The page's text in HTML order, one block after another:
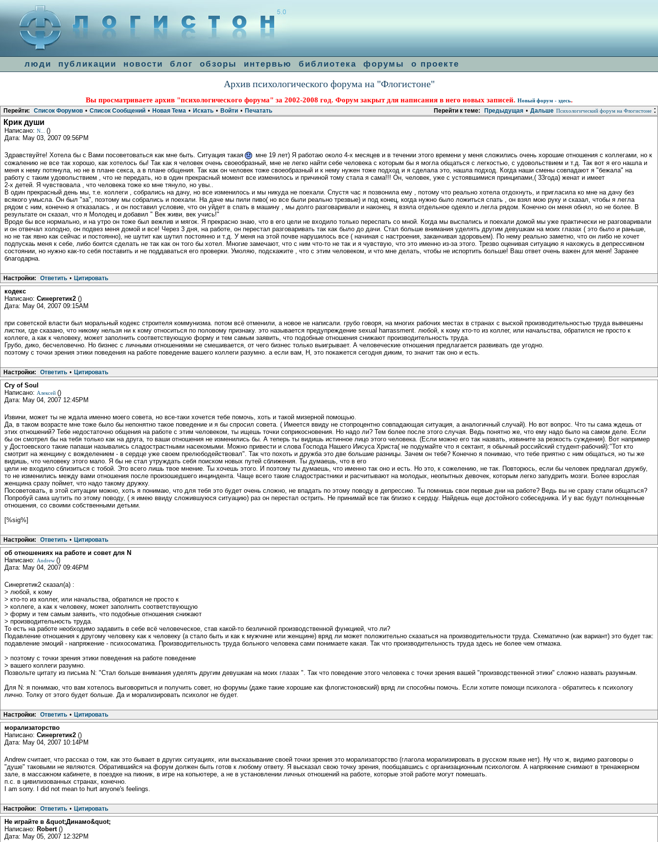
люди публикации новости блог обзоры интервью библиотека форумы о проекте
Архив психологического форума на "Флогистоне"
Вы просматриваете архив "психологического форума" за 2002-2008 год. Форум закрыт для написания в него новых записей. Новый форум - здесь.
Психологический форум на Флогистоне :
Перейти к теме: Предыдущая • Дальше
Перейти: Список Форумов • Список Сообщений • Новая Тема • Искать • Войти • Печатать
Крик души
Написано: N... ()
Дата: May 03, 2007 09:56PM
Здравствуйте! Хотела бы с Вами посоветоваться как мне быть. Ситуация такая
мне 19 лет) Я работаю около 4-х месяцев и в течении этого времени у меня сложились очень хорошие отношения с коллегами, но к
сожалению не все так хорошо, как хотелось бы! Так как я человек очень своеобразный, мне не легко найти себе человека с которым бы я могла общаться с легкостью, с удовольствием и т.д. Так вот я его нашла и
меня к нему потянула, но не в плане секса, а в плане общения. Так как он человек тоже своеобразный и к нему нужен тоже подход и я сделала это, нашла подход. Когда наши смены совпадают я "бежала" на
работу с таким удовольствием , что не передать, но в один прекрасный момент все изменилось и причиной тому стала я сама!!! Он, человек, уже с устоявшимися принципами,( 33года) женат и имеет
2-х детей. Я чувствовала , что человека тоже ко мне тянуло, но увы..
В один прекрасный день мы, т.е. коллеги , собрались на дачу, но все изменилось и мы никуда не поехали. Спустя час я позвонила ему , потому что реально хотела отдохнуть, и пригласила ко мне на дачу без
всякого умысла. Он был "за", поэтому мы собрались и поехали. На даче мы пили пиво( но все были реально трезвые) и под конец, когда нужно было ложиться спать , он взял мою руку и сказал, чтобы я легла
рядом с ним, конечно я отказалась , и он поставил условие, что он уйдет в спать в машину , мы долго разговаривали и наконец, я взяла отдельное одеяло и легла рядом. Конечно он меня обнял, но не более. В
результате он сказал, что я Молодец и добавил " Век живи, век учись!"
Вроде бы все нормально, и на утро он тоже был вежлив и мягок. Я прекрасно знаю, что в его цели не входило только переспать со мной. Когда мы выспались и поехали домой мы уже практически не разговаривали
и он отвечал холодно, он подвез меня домой и все! Через 3 дня, на работе, он перестал разговаривать так как было до дачи. Стал больше внимания уделять другим девушкам на моих глазах ( это было и раньше,
но не так явно как сейчас и постоянно), не шутит как шутил постоянно и т.д. У меня на этой почве нарушилось все ( начиная с настроения, заканчивая здоровьем). По нему реально заметно, что он либо не хочет
подпускаь меня к себе, либо боится сделать не так как он того бы хотел. Многие замечают, что с ним что-то не так и я чувствую, что это именно из-за этого. Трезво оценивая ситуацию я нахожусь в депрессивном
состоянии, но нужно как-то себя поставить и не поддаваться его проверки. Умоляю, подскажите , что с этим человеком, и что мне делать, чтобы не испортить больше! Ваш ответ очень важен для меня! Заранее
благодарна.
Настройки: Ответить • Цитировать
кодекс
Написано: Синергетик2 ()
Дата: May 04, 2007 09:15AM
при советской власти был моральный кодекс строителя коммунизма. потом всё отменили, а новое не написали. грубо говоря, на многих рабочих местах в странах с выской производительностью труда вывешены
листки, где сказано, что никому нельзя ни к кому относиться по половому признаку. это называется предупреждение sexual harrassment. любой, к кому кто-то из коллег, или начальства, обратился не просто к
коллеге, а как к человеку, может заполнить соответствующую форму и тем самым заявить, что подобные отношения снижают производительность труда.
Грубо, дико, бесчеловечно. Но бизнес с личными отношениями не смешивается, от чего бизнес только выигрывает. А человеческие отношения предлагается развивать где угодно.
поэтому с точки зрения этики поведения на работе поведение вашего коллеги разумно. а если вам, Н, это покажется сегодня диким, то значит так оно и есть.
Настройки: Ответить • Цитировать
Cry of Soul
Написано: Алексей ()
Дата: May 04, 2007 12:45PM
Извини, может ты не ждала именно моего совета, но все-таки хочется тебе помочь, хоть и такой мизерной помощью.
Да, в таком возрасте мне тоже было бы непонятно такое поведение и я бы спросил совета. ( Имеется ввиду не стопроцентно совпадающая ситуация, а аналогичный случай). Но вот вопрос. Что ты сама ждешь от
этих отношений? Тебе недостаточно общения на работе с этим человеком, ты ищешь точки соприкосновения. Но надо ли? Тем более после этого случая. Ведь понятно же, что ему надо было на самом деле. Если
бы он смотрел бы на тебя только как на друга, то ваши отношения не изменились бы. А теперь ты видишь истинное лицо этого человека. (Если можно его так назвать, извините за резкость суждения). Вот например
у Достоевского такие папаши назывались сладострастными насекомыми. Можно привести и слова Господа Нашего Иисуса Христа( не подумайте что я сектант, я обычный российский студент-рабочий):"Тот кто
смотрит на женщину с вожделением - в сердце уже своем прелюбодействовал". Так что похоть и дружба это две большие разницы. Зачем он тебе? Конечно я понимаю, что тебе приятно с ним общаться, но ты же
видишь, что человеку этого мало. Я бы не стал утруждать себя поиском новых путей сближения. Ты думаешь, что в его
цели не входило сблизиться с тобой. Это всего лишь твое мнение. Ты хочешь этого. И поэтому ты думаешь, что именно так оно и есть. Но это, к сожелению, не так. Повторюсь, если бы человек предлагал дружбу,
то не изменились между вами отношения после произошедшего инциндента. Чаще всего такие сладострастники и расчитывают на молодых, неопытных девочек, которым легко запудрить мозги. Более взрослая
женщина сразу поймет, что надо такому дружку.
Посоветовать, в этой ситуации можно, хоть я понимаю, что для тебя это будет очень сложно, не впадать по этому поводу в депрессию. Ты помнишь свои первые дни на работе? Ведь вы не сразу стали общаться?
Попробуй сама шутить по этому поводу, ( я имею ввиду сложившуюся ситуацию) раз он перестал острить. Не принимай все так близко к сердцу. Найдешь еще достойного собеседника. И у вас будут полноценные
отношения, со своими собственными детьми.
[%sig%]
Настройки: Ответить • Цитировать
об отношениях на работе и совет для N
Написано: Andrew ()
Дата: May 04, 2007 09:46PM
Синергетик2 сказал(а) :
> любой, к кому
> кто-то из коллег, или начальства, обратился не просто к
> коллеге, а как к человеку, может заполнить соответствующую
> форму и тем самым заявить, что подобные отношения снижают
> производительность труда.
То есть на работе необходимо задавить в себе всё человеческое, став какой-то безличной производственной функцией, что ли?
Подавление отношения к другому человеку как к человеку (а стало быть и как к мужчине или женщине) вряд ли может положительно сказаться на производительности труда. Схематично (как вариант) это будет так:
подавление эмоций - напряжение - психосоматика. Производительность труда больного человека сами понимаете какая. Так что производительность труда здесь не более чем отмазка.
> поэтому с точки зрения этики поведения на работе поведение
> вашего коллеги разумно.
Позвольте цитату из письма N: "Стал больше внимания уделять другим девушкам на моих глазах ". Так что поведение этого человека с точки зрения вашей "производственной этики" сложно назвать разумным.
Для N: я понимаю, что вам хотелось выговориться и получить совет, но форумы (даже такие хорошие как флогистоновский) вряд ли способны помочь. Если хотите помощи психолога - обратитесь к психологу
лично. Толку от этого будет больше. Да и морализировать психолог не будет.
Настройки: Ответить • Цитировать
морализаторство
Написано: Синергетик2 ()
Дата: May 04, 2007 10:14PM
Andrew считает, что рассказ о том, как это бывает в других ситуациях, или высказывание своей точки зрения это морализаторство (глагола морализировать в русском языке нет). Ну что ж, видимо разговоры о
"душе" таковыми не являются. Обратившийся на форум должен быть готов к любому ответу. Я высказал свою точку зрения, пообщавшись с организационным психологом. А напряжение снимают в тренажерном
зале, в массажном кабинете, в поездке на пикник, в игре на копьютере, а не в установлении личных отношений на работе, которые этой работе могут помешать.
п.с. в цивилизованных странах, конечно.
I am sorry. I did not mean to hurt anyone's feelings.
Настройки: Ответить • Цитировать
Не играйте в &quot;Динамо&quot;
Написано: Robert ()
Дата: May 05, 2007 12:32PM